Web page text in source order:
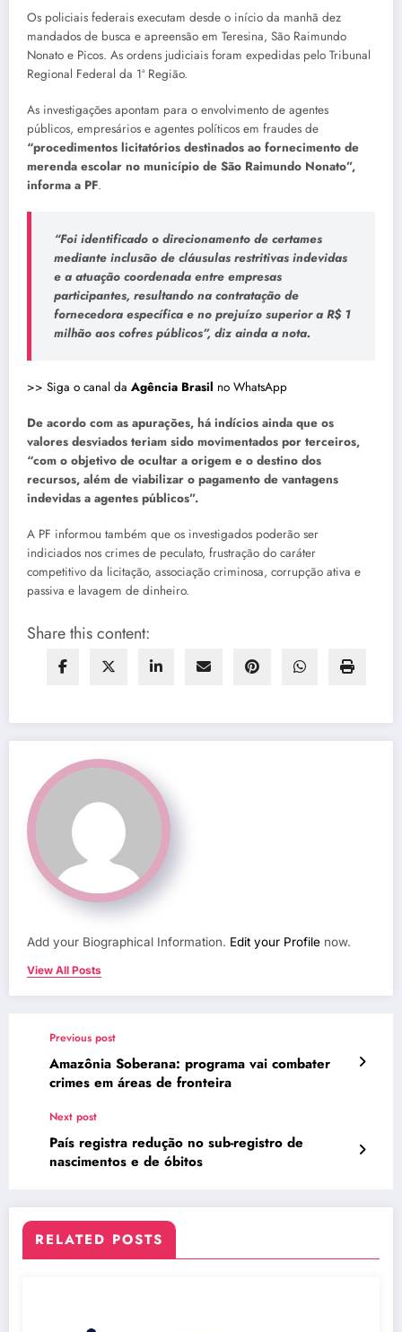
Os policiais federais executam desde o início da manhã dez
mandados de busca e apreensão em Teresina, São Raimundo
Nonato e Picos. As ordens judiciais foram expedidas pelo Tribunal
Regional Federal da 1ª Região.
As investigações apontam para o envolvimento de agentes
públicos, empresários e agentes políticos em fraudes de
“procedimentos licitatórios destinados ao fornecimento de
merenda escolar no município de São Raimundo Nonato”,
informa a PF.
“Foi identificado o direcionamento de certames
mediante inclusão de cláusulas restritivas indevidas
e a atuação coordenada entre empresas
participantes, resultando na contratação de
fornecedora específica e no prejuízo superior a R$ 1
milhão aos cofres públicos”, diz ainda a nota.
>> Siga o canal da Agência Brasil no WhatsApp
De acordo com as apurações, há indícios ainda que os
valores desviados teriam sido movimentados por terceiros,
“com o objetivo de ocultar a origem e o destino dos
recursos, além de viabilizar o pagamento de vantagens
indevidas a agentes públicos”.
A PF informou também que os investigados poderão ser
indiciados nos crimes de peculato, frustração do caráter
competitivo da licitação, associação criminosa, corrupção ativa e
passiva e lavagem de dinheiro.
Share this content:
Add your Biographical Information. Edit your Profile now.
View All Posts
Previous post
Amazônia Soberana: programa vai combater
crimes em áreas de fronteira
Next post
País registra redução no sub-registro de
nascimentos e de óbitos
RELATED POSTS